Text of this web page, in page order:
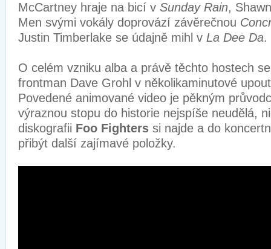
McCartney hraje na bicí v Sunday Rain,
Men svými vokály doprovází závěrečnou
Justin Timberlake se údajně mihl v La Dee Da.
O celém vzniku alba a právě těchto hostech
frontman Dave Grohl v několikaminutové
Povedené animované video je pěkným
výraznou stopu do historie nejspíše neudělá,
diskografii Foo Fighters si najde a do
přibýt další zajímavé položky.